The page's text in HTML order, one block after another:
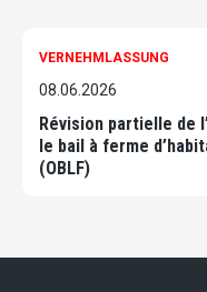
VERNEHMLASSUNG
08.06.2026
Révision partielle de
le bail à ferme
(OBLF)